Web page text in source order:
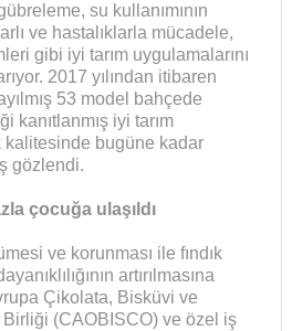
su kullanımının
ve hastalıklarla mücadele,
gibi iyi tarım uygulamalarını
2017 yılından itibaren
53 model bahçede
kanıtlanmış iyi tarım
kalitesinde bugüne kadar
gözlendi.
çocuğa ulaşıldı
ve korunması ile fındık
artırılmasına
Çikolata, Bisküvi ve
(CAOBISCO) ve özel iş